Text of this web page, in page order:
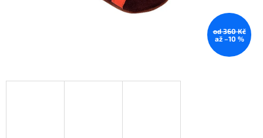
od 360 Kč
až –10 %